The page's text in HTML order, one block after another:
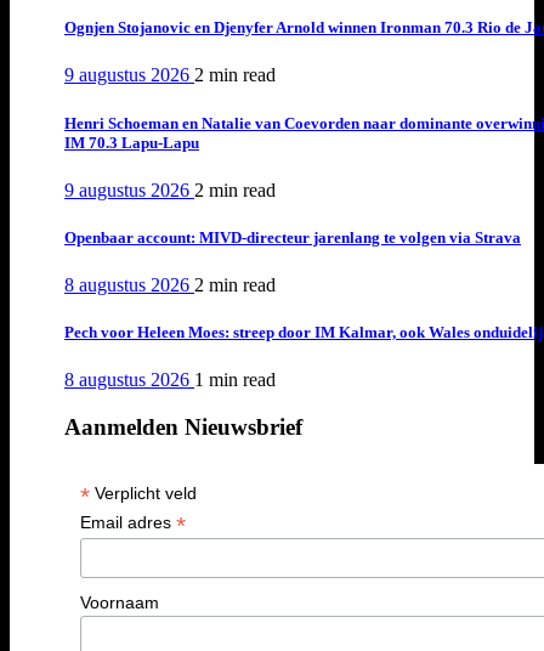
Ognjen Stojanovic en Djenyfer Arnold winnen Ironman 70.3 Rio de
9 augustus 2026 2 min read
Henri Schoeman en Natalie van Coevorden naar dominante
IM 70.3 Lapu-Lapu
9 augustus 2026 2 min read
Openbaar account: MIVD-directeur jarenlang te volgen via Strava
8 augustus 2026 2 min read
Pech voor Heleen Moes: streep door IM Kalmar, ook Wales
8 augustus 2026 1 min read
Aanmelden Nieuwsbrief
*Verplicht veld
Email adres *
Voornaam